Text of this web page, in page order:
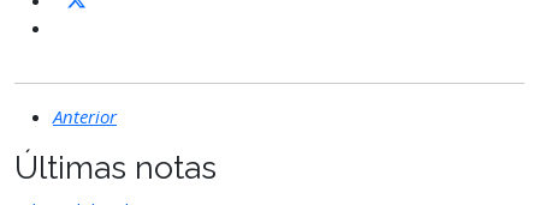
Anterior
Últimas notas